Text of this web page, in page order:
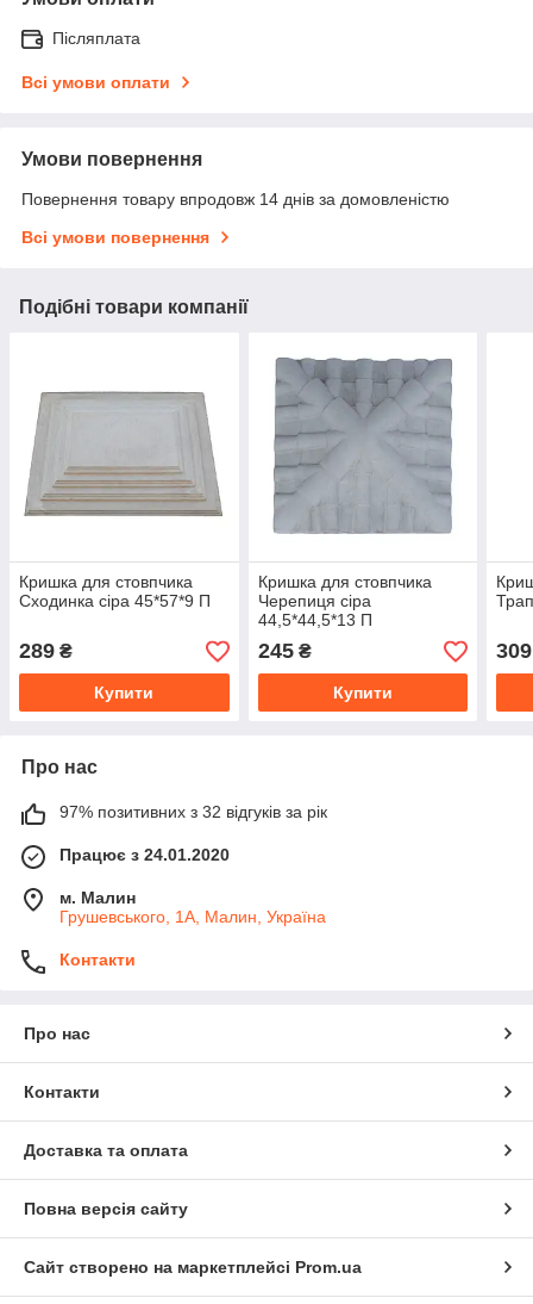
Післяплата
Всі умови оплати
Умови повернення
Повернення товару впродовж 14 днів за домовленістю
Всі умови повернення
Подібні товари компанії
Кришка для стовпчика
Сходинка сіра 45*57*9 П
289 ₴
Купити
Кришка для стовпчика
Черепиця сіра
44,5*44,5*13 П
245₴
Купити
309
Про нас
97% позитивних з 32 відгуків за рік
Працює з 24.01.2020
м. Малин
Грушевського, 1А, Малин, Україна
Контакти
Про нас
Контакти
Доставка та оплата
Повна версія сайту
Сайт створено на маркетплейсі Prom.ua